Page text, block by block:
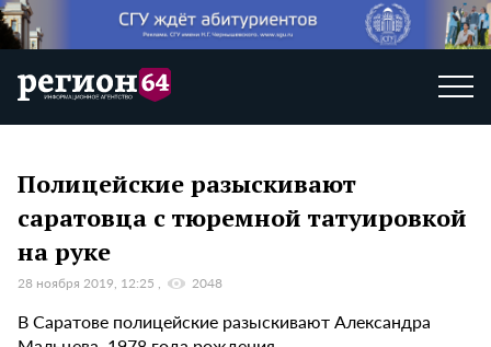
Полицейские разыскивают
саратовца с тюремной татуировкой
на руке
28 ноября 2019, 12:25 2048
В Саратове полицейские разыскивают Александра